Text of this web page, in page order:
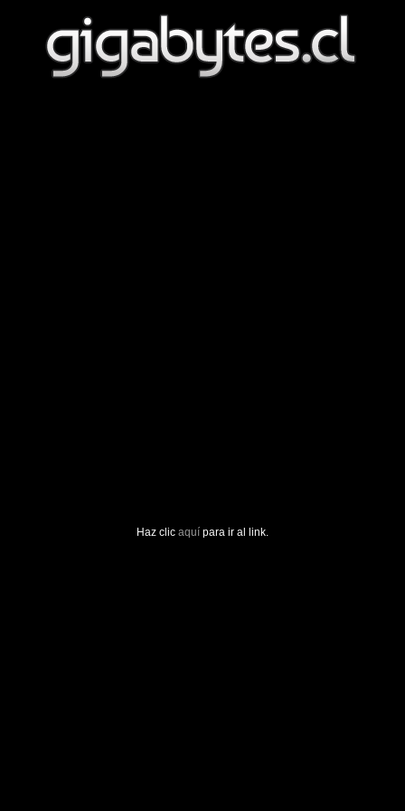
Haz clic aquí para ir al link.